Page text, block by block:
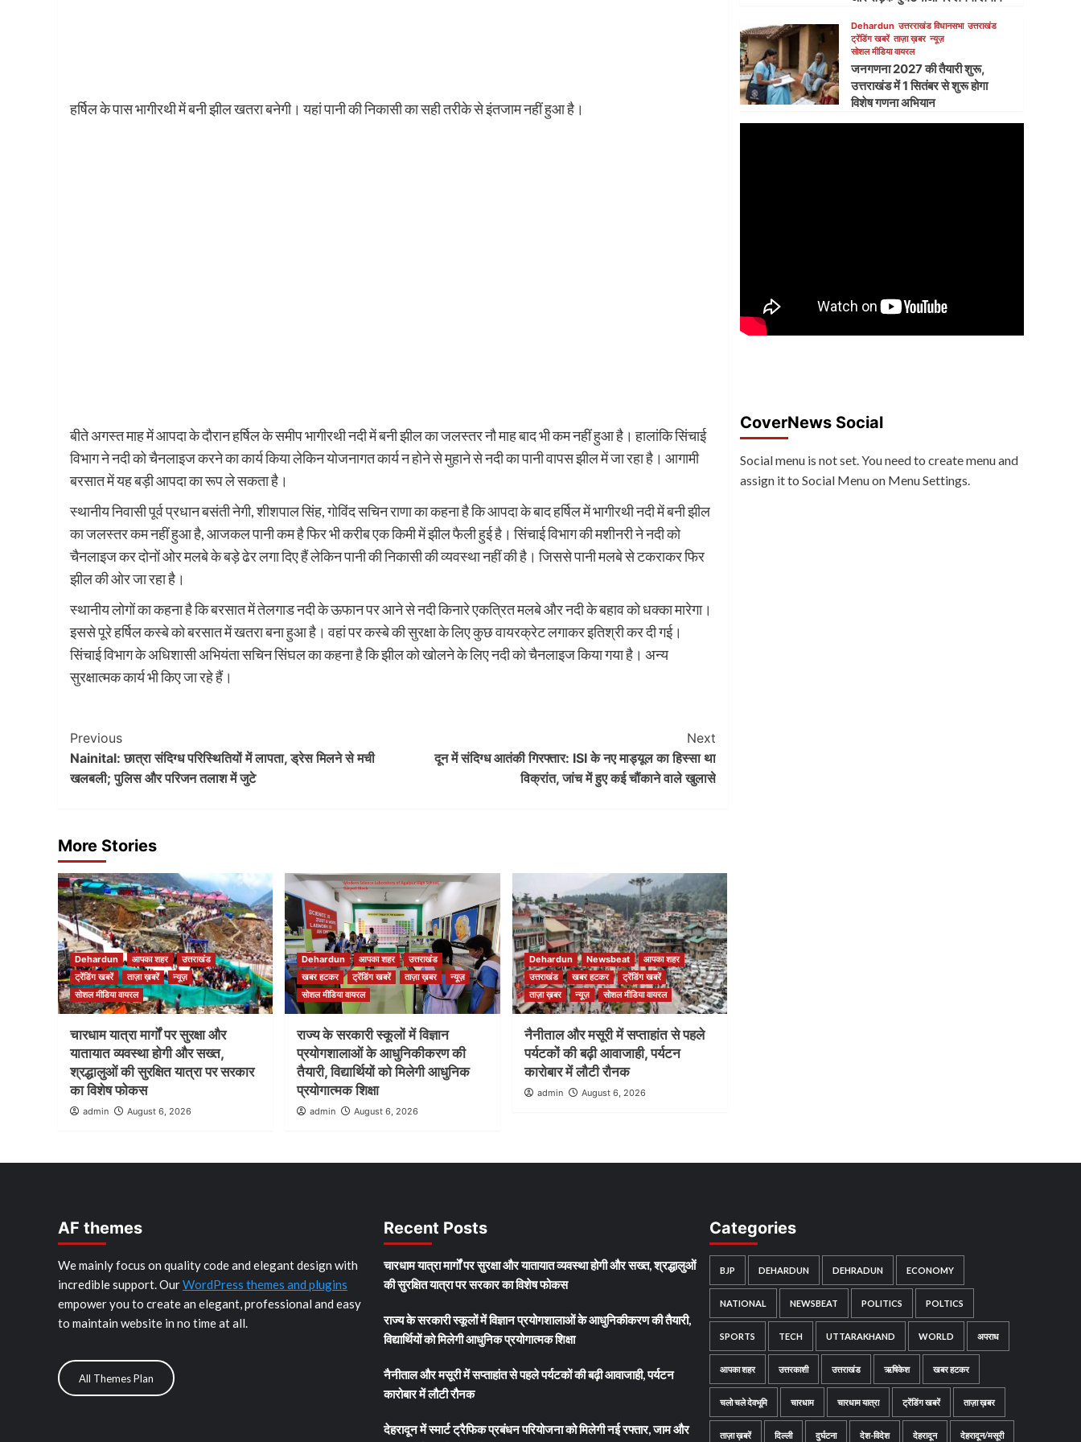
हर्षिल के पास भागीरथी में बनी झील खतरा बनेगी। यहां पानी की निकासी का सही तरीके से इंतजाम नहीं हुआ है।
बीते अगस्त माह में आपदा के दौरान हर्षिल के समीप भागीरथी नदी में बनी झील का जलस्तर नौ माह बाद भी कम नहीं हुआ है। हालांकि सिंचाई
विभाग ने नदी को चैनलाइज करने का कार्य किया लेकिन योजनागत कार्य न होने से मुहाने से नदी का पानी वापस झील में जा रहा है। आगामी
बरसात में यह बड़ी आपदा का रूप ले सकता है।
स्थानीय निवासी पूर्व प्रधान बसंती नेगी, शीशपाल सिंह, गोविंद सचिन राणा का कहना है कि आपदा के बाद हर्षिल में भागीरथी नदी में बनी झील
का जलस्तर कम नहीं हुआ है, आजकल पानी कम है फिर भी करीब एक किमी में झील फैली हुई है। सिंचाई विभाग की मशीनरी ने नदी को
चैनलाइज कर दोनों ओर मलबे के बड़े ढेर लगा दिए हैं लेकिन पानी की निकासी की व्यवस्था नहीं की है। जिससे पानी मलबे से टकराकर फिर
झील की ओर जा रहा है।
स्थानीय लोगों का कहना है कि बरसात में तेलगाड नदी के ऊफान पर आने से नदी किनारे एकत्रित मलबे और नदी के बहाव को धक्का मारेगा।
इससे पूरे हर्षिल कस्बे को बरसात में खतरा बना हुआ है। वहां पर कस्बे की सुरक्षा के लिए कुछ वायरक्रेट लगाकर इतिश्री कर दी गई।
सिंचाई विभाग के अधिशासी अभियंता सचिन सिंघल का कहना है कि झील को खोलने के लिए नदी को चैनलाइज किया गया है। अन्य
सुरक्षात्मक कार्य भी किए जा रहे हैं।
Post
Navigation
Previous
Nainital: छात्रा संदिग्ध परिस्थितियों में लापता, ड्रेस मिलने से मची
खलबली; पुलिस और परिजन तलाश में जुटे
Next
दून में संदिग्ध आतंकी गिरफ्तार: ISI के नए माड्यूल का हिस्सा था
विक्रांत, जांच में हुए कई चौंकाने वाले खुलासे
More Stories
Dehardun आपका शहर
उत्तराखंड
ट्रेंडिंग खबरें
ताज़ा ख़बरें
न्यूज़
सोशल मीडिया वायरल
चारधाम यात्रा मार्गों पर सुरक्षा और
यातायात व्यवस्था होगी और सख्त,
श्रद्धालुओं की सुरक्षित यात्रा पर सरकार
का विशेष फोकस
admin August 6, 2026
Dehardun आपका शहर
उत्तराखंड
खबर हटकर
ट्रेंडिंग खबरें ताज़ा ख़बर
न्यूज़
सोशल मीडिया वायरल
राज्य के सरकारी स्कूलों में विज्ञान
प्रयोगशालाओं के आधुनिकीकरण की
तैयारी, विद्यार्थियों को मिलेगी आधुनिक
प्रयोगात्मक शिक्षा
admin August 6, 2026
Dehardun Newsbeat
आपका शहर
उत्तराखंड
खबर हटकर
ट्रेंडिंग खबरें
ताज़ा ख़बर
न्यूज़ सोशल मीडिया वायरल
नैनीताल और मसूरी में सप्ताहांत से पहले
पर्यटकों की बढ़ी आवाजाही, पर्यटन
कारोबार में लौटी रौनक
admin August 6, 2026
Dehardun उत्तरराखंड विधानसभा उत्तराखंड
ट्रेंडिंग खबरें ताज़ा ख़बर न्यूज़
सोशल मीडिया वायरल
जनगणना 2027 की तैयारी शुरू,
उत्तराखंड में 1 सितंबर से शुरू होगा
विशेष गणना अभियान
CoverNews Social
Social menu is not set. You need to create menu and
assign it to Social Menu on Menu Settings.
AF themes
We mainly focus on quality code and elegant design with
incredible support. OurWordPress themes and plugins
empower you to create an elegant, professional and easy
to maintain website in no time at all.
All Themes Plan
Recent Posts
चारधाम यात्रा मार्गों पर सुरक्षा और यातायात व्यवस्था होगी और सख्त, श्रद्धालुओं
की सुरक्षित यात्रा पर सरकार का विशेष फोकस
राज्य के सरकारी स्कूलों में विज्ञान प्रयोगशालाओं के आधुनिकीकरण की तैयारी,
विद्यार्थियों को मिलेगी आधुनिक प्रयोगात्मक शिक्षा
नैनीताल और मसूरी में सप्ताहांत से पहले पर्यटकों की बढ़ी आवाजाही, पर्यटन
कारोबार में लौटी रौनक
देहरादून में स्मार्ट ट्रैफिक प्रबंधन परियोजना को मिलेगी नई रफ्तार, जाम और
Categories
BJP DEHARDUN DEHRADUN ECONOMY
NATIONAL NEWSBEAT POLITICS POLTICS
SPORTS TECH UTTARAKHAND WORLD अपराध
आपका शहर उत्तरकाशी उत्तराखंड ऋषिकेश खबर हटकर
चलो चले देवभूमि चारधाम चारधाम यात्रा ट्रेंडिंग खबरें ताज़ा ख़बर
ताज़ा ख़बरें दिल्ली दुर्घटना देश-विदेश देहरादून देहरादून/मसूरी